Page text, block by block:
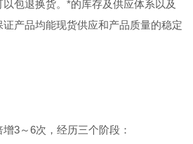
以包退换货。*的库存及供应体系以及
产品均能现货供应和产品质量的稳定
3～6次，经历三个阶段：